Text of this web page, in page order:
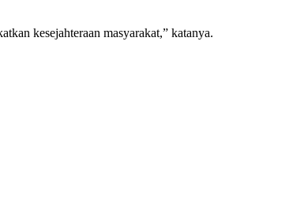
kesejahteraan masyarakat,” katanya.